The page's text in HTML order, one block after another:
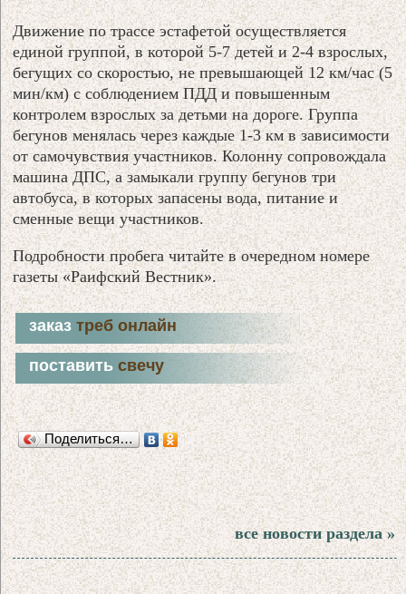
Движение по трассе эстафетой осуществляется
единой группой, в которой 5-7 детей и 2-4 взрослых,
бегущих со скоростью, не превышающей 12 км/час (5
мин/км) с соблюдением ПДД и повышенным
контролем взрослых за детьми на дороге. Группа
бегунов менялась через каждые 1-3 км в зависимости
от самочувствия участников. Колонну сопровождала
машина ДПС, а замыкали группу бегунов три
автобуса, в которых запасены вода, питание и
сменные вещи участников.
Подробности пробега читайте в очередном номере
газеты «Раифский Вестник».
заказтреб онлайн
поставитьсвечу
Поделиться…
все новости раздела »